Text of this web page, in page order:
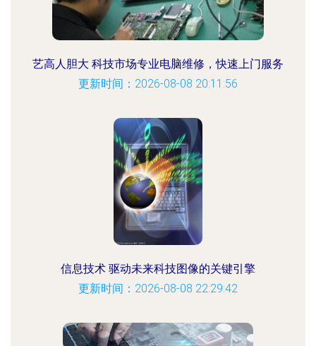
艺高人胆大 科技市场专业电脑维修，快速上门服务
更新时间：2026-08-08 20:11:56
信息技术 驱动未来科技图像的关键引擎
更新时间：2026-08-08 22:29:42